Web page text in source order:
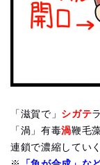
「滋賀で」 シガテ
「渦」有毒渦鞭毛
連鎖で濃縮していく